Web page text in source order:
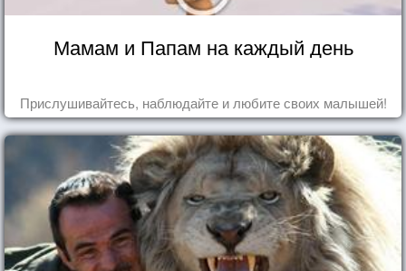
Мамам и Папам на каждый день
Прислушивайтесь, наблюдайте и любите своих малышей!